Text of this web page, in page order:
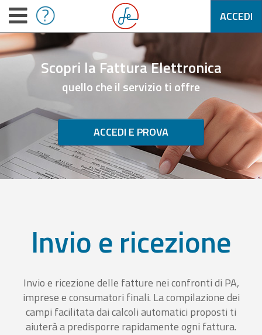
ACCEDI
Scopri la Fattura Elettronica
quello che il servizio ti offre
ACCEDI E PROVA
Invio e ricezione
Invio e ricezione delle fatture nei confronti di PA,
imprese e consumatori finali. La compilazione dei
campi facilitata dai calcoli automatici proposti ti
aiuterà a predisporre rapidamente ogni fattura.